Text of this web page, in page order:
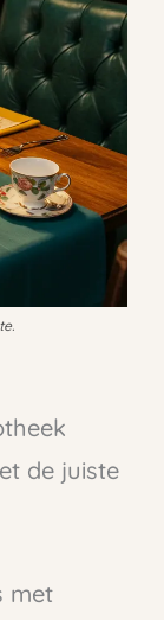
de juiste
met